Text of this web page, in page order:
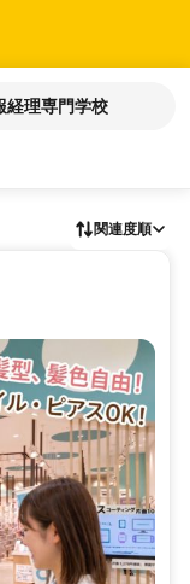
経理専門学校
関連度順